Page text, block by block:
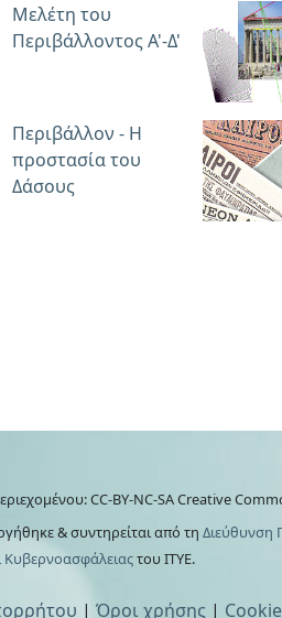
Μελέτη του
Περιβάλλοντος Α'-Δ'
Περιβάλλον - Η
προστασία του
Δάσους
CC-BY-NC-SA Creative
& συντηρείται από τη Διεύθυνση
του ΙΤΥΕ.
| Όροι χρήσης |